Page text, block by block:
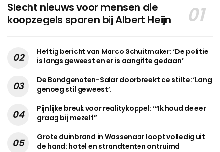
Slecht nieuws voor mensen die
koopzegels sparen bij Albert Heijn
Heftig bericht van Marco Schuitmaker: ‘De politie
is langs geweest en er is aangifte gedaan’
De Bondgenoten-Salar doorbreekt de stilte: ‘Lang
genoeg stil geweest’.
Pijnlijke breuk voor realitykoppel: ‘“Ik houd de eer
graag bij mezelf”
Grote duinbrand in Wassenaar loopt volledig uit
de hand: hotel en strandtenten ontruimd